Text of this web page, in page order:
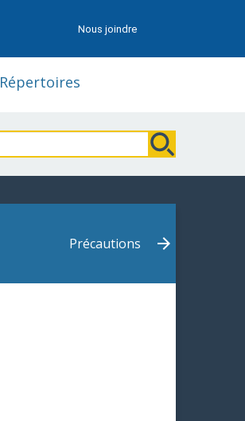
Nous joindre
Répertoires
Précautions